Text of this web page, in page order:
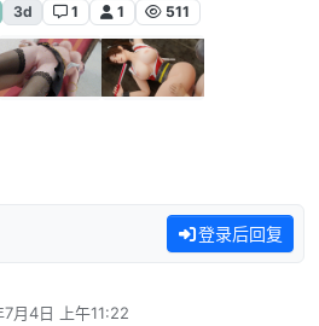
3d 1 1 511
登录后回复
月4日 上午11:22